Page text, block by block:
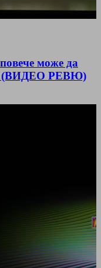
може да
(ВИДЕО РЕВЮ)